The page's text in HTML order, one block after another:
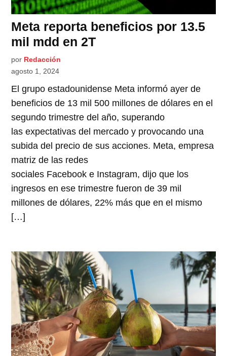
Meta reporta beneficios por 13.5
mil mdd en 2T
por Redacción
agosto 1, 2024
El grupo estadounidense Meta informó ayer de
beneficios de 13 mil 500 millones de dólares en el
segundo trimestre del año, superando
las expectativas del mercado y provocando una
subida del precio de sus acciones. Meta, empresa
matriz de las redes
sociales Facebook e Instagram, dijo que los
ingresos en ese trimestre fueron de 39 mil
millones de dólares, 22% más que en el mismo
[…]